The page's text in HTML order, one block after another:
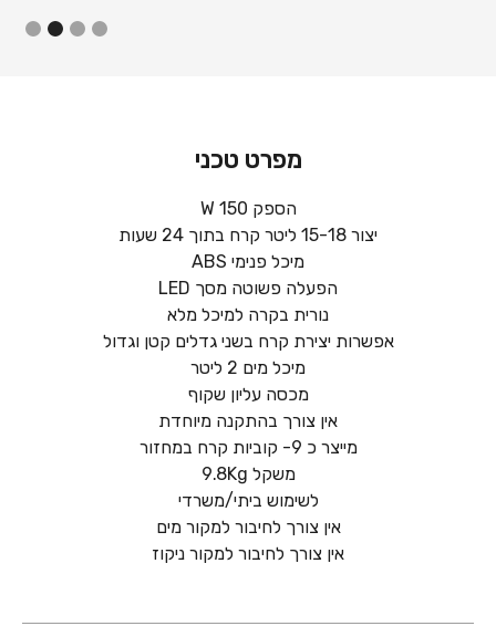
Slide 2 of 4.
מפרט טכני
הספק 150 W
יצור 15-18 ליטר קרח בתוך 24 שעות
מיכל פנימי ABS
הפעלה פשוטה מסך LED
נורית בקרה למיכל מלא
אפשרות יצירת קרח בשני גדלים קטן וגדול
מיכל מים 2 ליטר
מכסה עליון שקוף
אין צורך בהתקנה מיוחדת
מייצר כ 9- קוביות קרח במחזור
משקל 9.8Kg
לשימוש ביתי/משרדי
אין צורך לחיבור למקור מים
אין צורך לחיבור למקור ניקוז